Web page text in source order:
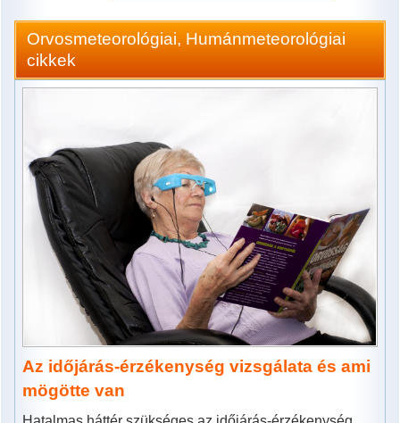
Orvosmeteorológiai, Humánmeteorológiai
cikkek
Az időjárás-érzékenység vizsgálata és ami
mögötte van